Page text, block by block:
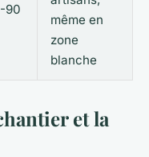
90
même en
zone
blanche
et la